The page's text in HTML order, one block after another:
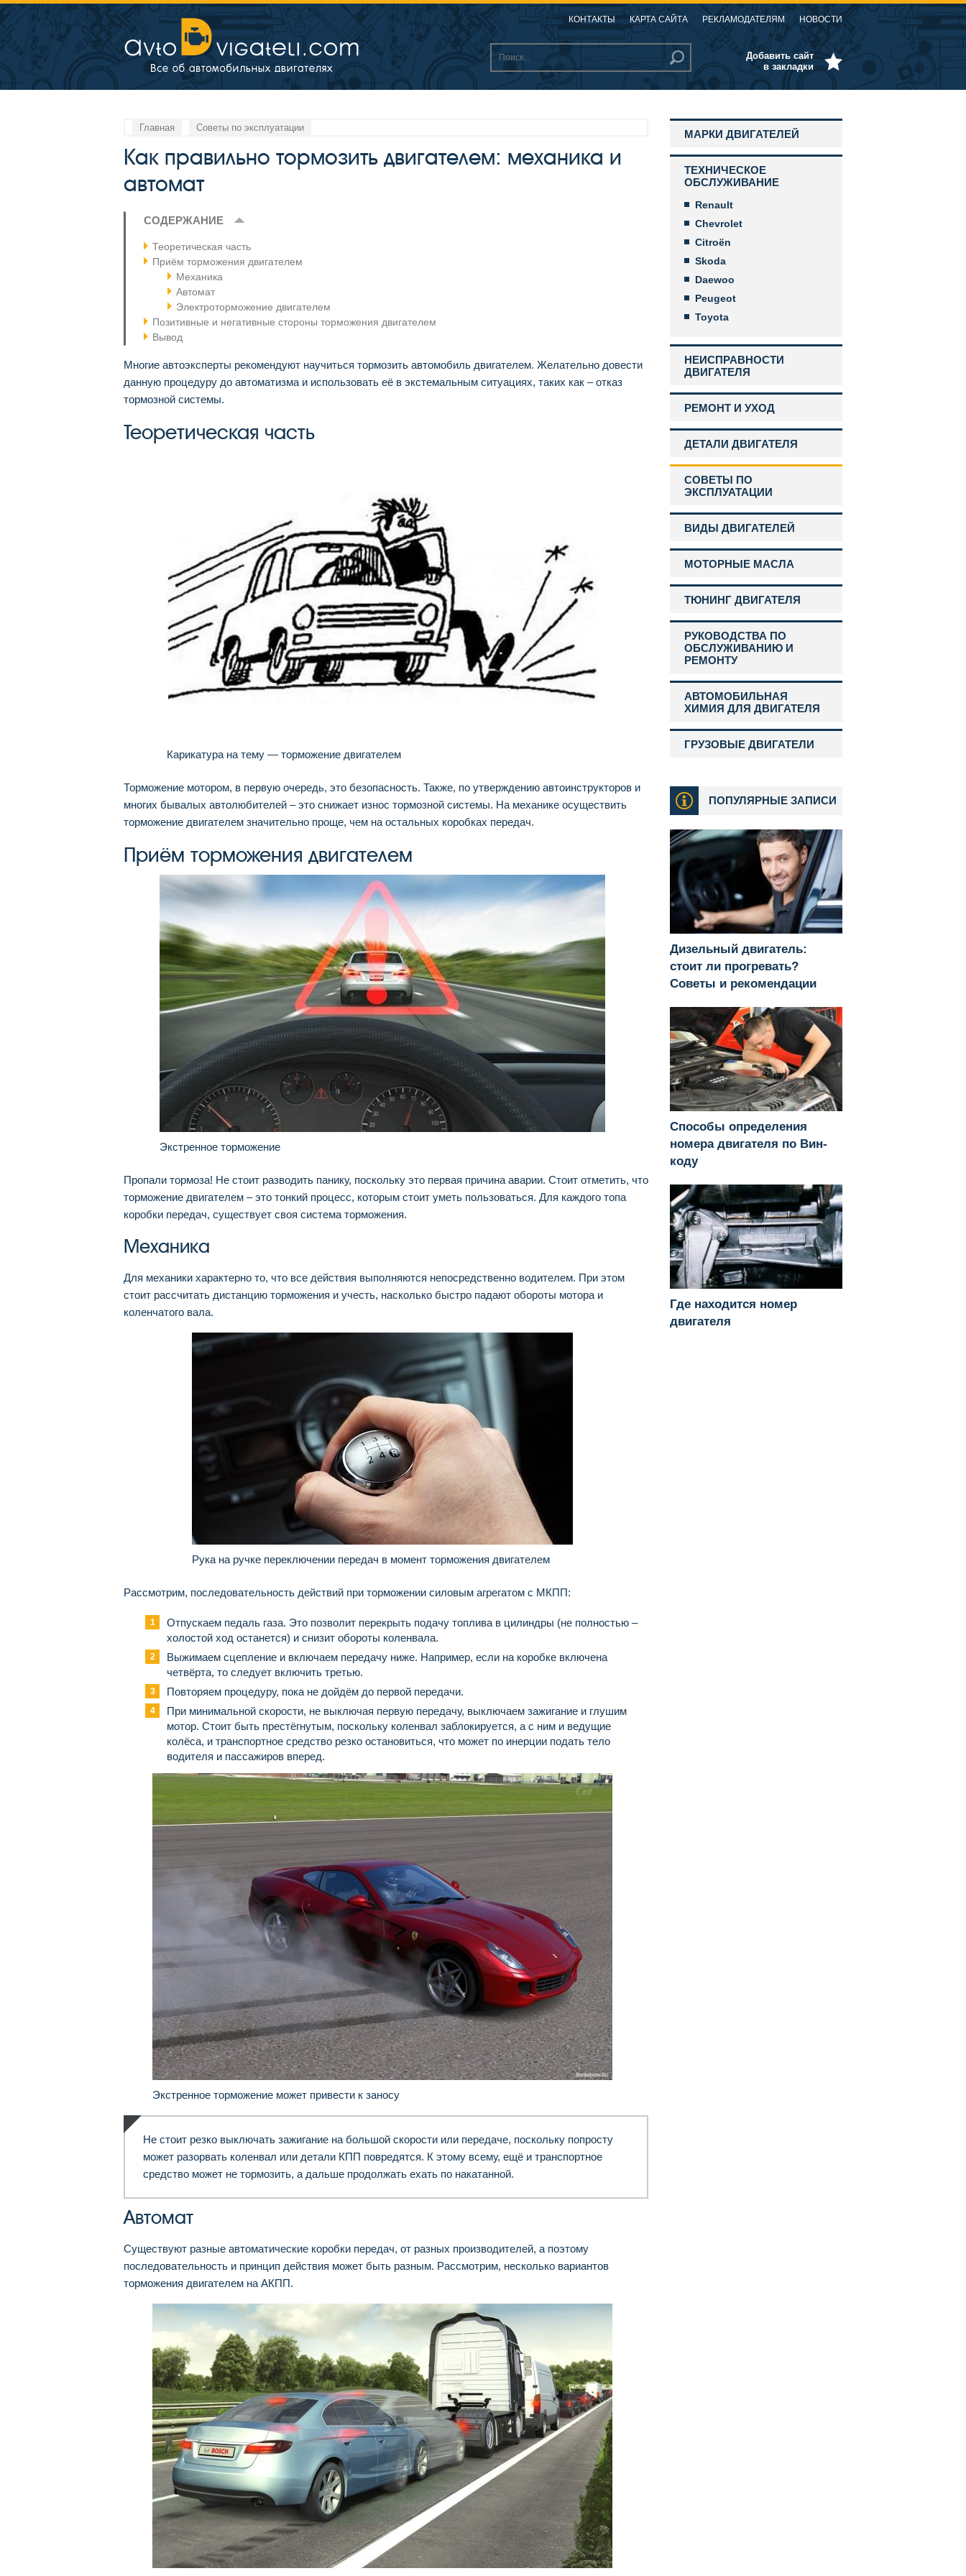
Добавить сайт
в закладки
КОНТАКТЫ КАРТА САЙТА РЕКЛАМОДАТЕЛЯМ НОВОСТИ
Главная Советы по эксплуатации
Как правильно тормозить двигателем: механика и
автомат
СОДЕРЖАНИЕ
Теоретическая часть
Приём торможения двигателем
Механика
Автомат
Электроторможение двигателем
Позитивные и негативные стороны торможения двигателем
Вывод
Многие автоэксперты рекомендуют научиться тормозить автомобиль двигателем. Желательно довести
данную процедуру до автоматизма и использовать её в экстемальным ситуациях, таких как – отказ
тормозной системы.
Теоретическая часть
Карикатура на тему — торможение двигателем
Торможение мотором, в первую очередь, это безопасность. Также, по утверждению автоинструкторов и
многих бывалых автолюбителей – это снижает износ тормозной системы. На механике осуществить
торможение двигателем значительно проще, чем на остальных коробках передач.
Приём торможения двигателем
Экстренное торможение
Пропали тормоза! Не стоит разводить панику, поскольку это первая причина аварии. Стоит отметить, что
торможение двигателем – это тонкий процесс, которым стоит уметь пользоваться. Для каждого топа
коробки передач, существует своя система торможения.
Механика
Для механики характерно то, что все действия выполняются непосредственно водителем. При этом
стоит рассчитать дистанцию торможения и учесть, насколько быстро падают обороты мотора и
коленчатого вала.
Рука на ручке переключении передач в момент торможения двигателем
Рассмотрим, последовательность действий при торможении силовым агрегатом с МКПП:
Отпускаем педаль газа. Это позволит перекрыть подачу топлива в цилиндры (не полностью –
холостой ход останется) и снизит обороты коленвала.
Выжимаем сцепление и включаем передачу ниже. Например, если на коробке включена
четвёрта, то следует включить третью.
Повторяем процедуру, пока не дойдём до первой передачи.
При минимальной скорости, не выключая первую передачу, выключаем зажигание и глушим
мотор. Стоит быть престёгнутым, поскольку коленвал заблокируется, а с ним и ведущие
колёса, и транспортное средство резко остановиться, что может по инерции подать тело
водителя и пассажиров вперед.
Экстренное торможение может привести к заносу
Не стоит резко выключать зажигание на большой скорости или передаче, поскольку попросту
может разорвать коленвал или детали КПП повредятся. К этому всему, ещё и транспортное
средство может не тормозить, а дальше продолжать ехать по накатанной.
Автомат
Существуют разные автоматические коробки передач, от разных производителей, а поэтому
последовательность и принцип действия может быть разным. Рассмотрим, несколько вариантов
торможения двигателем на АКПП.
МАРКИ ДВИГАТЕЛЕЙ
ТЕХНИЧЕСКОЕ
ОБСЛУЖИВАНИЕ
Renault
Chevrolet
Citroën
Skoda
Daewoo
Peugeot
Toyota
НЕИСПРАВНОСТИ
ДВИГАТЕЛЯ
РЕМОНТ И УХОД
ДЕТАЛИ ДВИГАТЕЛЯ
СОВЕТЫ ПО
ЭКСПЛУАТАЦИИ
ВИДЫ ДВИГАТЕЛЕЙ
МОТОРНЫЕ МАСЛА
ТЮНИНГ ДВИГАТЕЛЯ
РУКОВОДСТВА ПО
ОБСЛУЖИВАНИЮ И
РЕМОНТУ
АВТОМОБИЛЬНАЯ
ХИМИЯ ДЛЯ ДВИГАТЕЛЯ
ГРУЗОВЫЕ ДВИГАТЕЛИ
ПОПУЛЯРНЫЕ ЗАПИСИ
Дизельный двигатель:
стоит ли прогревать?
Советы и рекомендации
Способы определения
номера двигателя по Вин-
коду
Где находится номер
двигателя